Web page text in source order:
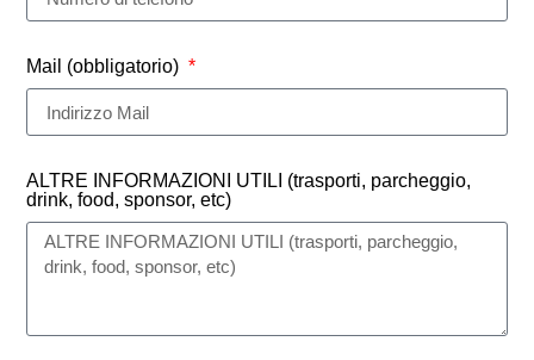
Mail (obbligatorio)
ALTRE INFORMAZIONI UTILI (trasporti, parcheggio,
drink, food, sponsor, etc)